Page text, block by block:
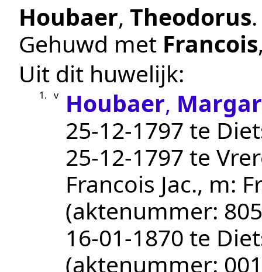
Houbaer, Theodorus.
Gehuwd met Francois
Uit dit huwelijk:
1. v Houbaer,
25‑12‑1797 te
25‑12‑1797 te
Francois Jac., m:
(aktenummer:
16‑01‑1870 te
(aktenummer: 001